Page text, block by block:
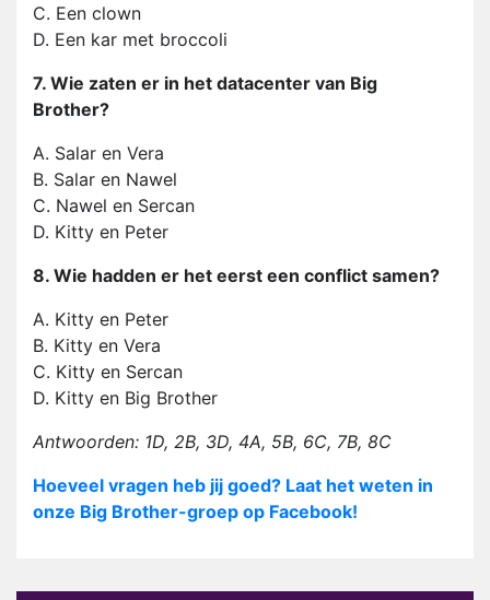
C. Een clown
D. Een kar met broccoli
7. Wie zaten er in het datacenter van Big
Brother?
A. Salar en Vera
B. Salar en Nawel
C. Nawel en Sercan
D. Kitty en Peter
8. Wie hadden er het eerst een conflict samen?
A. Kitty en Peter
B. Kitty en Vera
C. Kitty en Sercan
D. Kitty en Big Brother
Antwoorden: 1D, 2B, 3D, 4A, 5B, 6C, 7B, 8C
Hoeveel vragen heb jij goed? Laat het weten in
onze Big Brother-groep op Facebook!